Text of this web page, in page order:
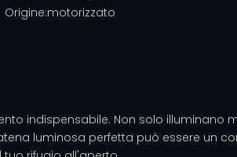
motorizzato
indispensabile. Non solo illuminano
luminosa perfetta può essere un